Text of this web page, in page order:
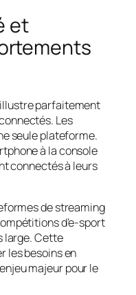
et
parfaitement
Les
seule plateforme.
à la console
connectés à leurs
de streaming
d’e-sport
large. Cette
les besoins en
majeur pour le